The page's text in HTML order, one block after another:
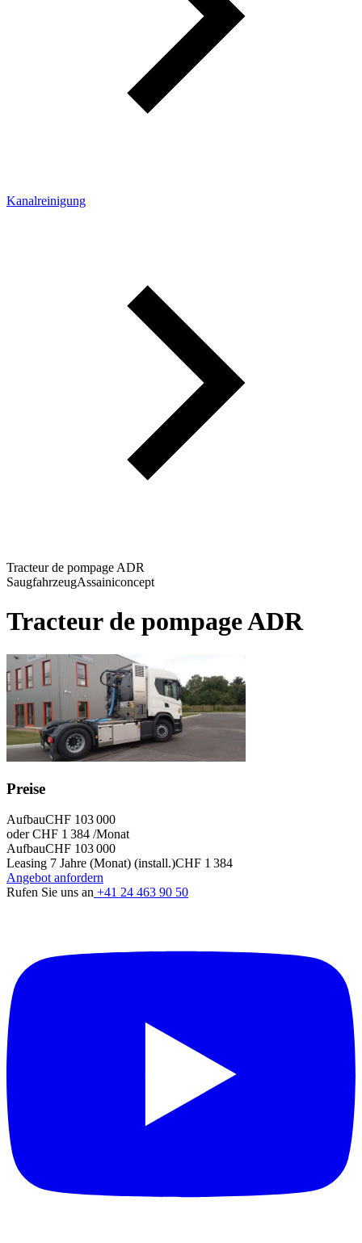
Kanalreinigung
Tracteur de pompage ADR
SaugfahrzeugAssainiconcept
Tracteur de pompage ADR
Preise
AufbauCHF 103 000
oder CHF 1 384 /Monat
AufbauCHF 103 000
Leasing 7 Jahre (Monat) (install.)CHF 1 384
Angebot anfordern
Rufen Sie uns an +41 24 463 90 50